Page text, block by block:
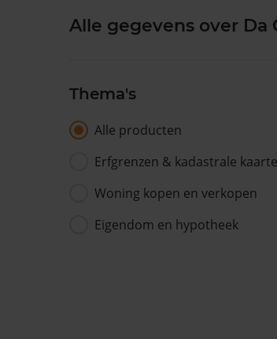
Alle gegevens over Da
Thema's
Alle producten
Erfgrenzen & kadastrale
Woning kopen en verkopen
Eigendom en hypotheek